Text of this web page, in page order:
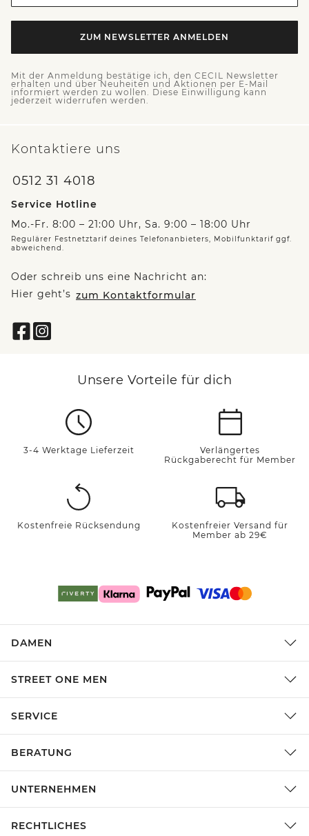
ZUM NEWSLETTER ANMELDEN
Mit der Anmeldung bestätige ich, den CECIL Newsletter
erhalten und über Neuheiten und Aktionen per E-Mail
informiert werden zu wollen. Diese Einwilligung kann
jederzeit widerrufen werden.
Kontaktiere uns
0512 31 4018
Service Hotline
Mo.-Fr. 8:00 – 21:00 Uhr, Sa. 9:00 – 18:00 Uhr
Regulärer Festnetztarif deines Telefonanbieters, Mobilfunktarif ggf.
abweichend.
Oder schreib uns eine Nachricht an:
Hier geht’s zum Kontaktformular
Unsere Vorteile für dich
3-4 Werktage Lieferzeit
Verlängertes
Rückgaberecht für Member
Kostenfreie Rücksendung
Kostenfreier Versand für
Member ab 29€
DAMEN
STREET ONE MEN
SERVICE
BERATUNG
UNTERNEHMEN
RECHTLICHES